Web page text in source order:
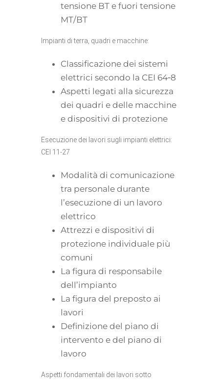
tensione BT e fuori tensione
MT/BT
Impianti di terra, quadri e macchine:
Classificazione dei sistemi
elettrici secondo la CEI 64‐8
Aspetti legati alla sicurezza
dei quadri e delle macchine
e dispositivi di protezione
Esecuzione dei lavori sugli impianti elettrici:
CEI 11‐27
Modalità di comunicazione
tra personale durante
l’esecuzione di un lavoro
elettrico
Attrezzi e dispositivi di
protezione individuale più
comuni
La figura di responsabile
dell’impianto
La figura del preposto ai
lavori
Definizione del piano di
intervento e del piano di
lavoro
Aspetti fondamentali dei lavori sotto